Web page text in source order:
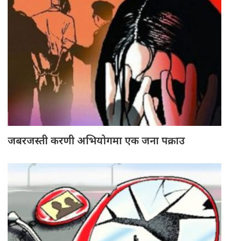
जबरजस्ती करणी अभियोगमा एक जना पक्राउ